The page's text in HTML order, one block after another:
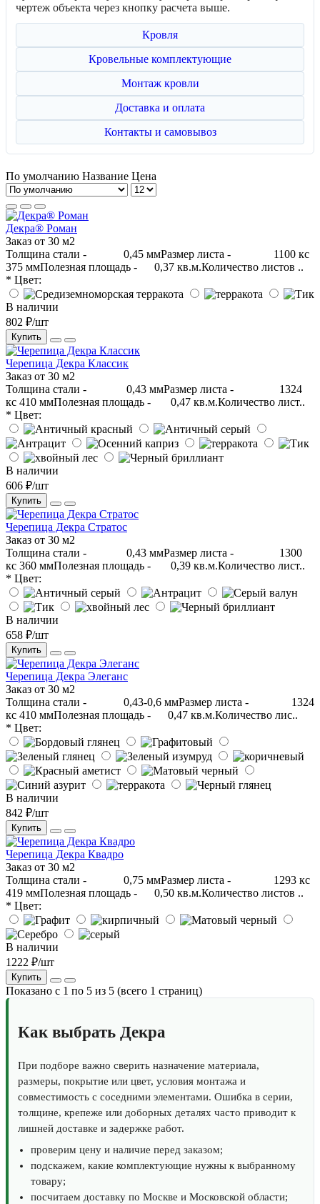
чертеж объекта через кнопку расчета выше.
Кровля
Кровельные комплектующие
Монтаж кровли
Доставка и оплата
Контакты и самовывоз
По умолчанию Название Цена
Декра® Роман
Заказ от 30 м2
Толщина стали - 0,45 ммРазмер листа - 1100 кс
375 ммПолезная площадь - 0,37 кв.м.Количество листов ..
* Цвет:
В наличии
802 ₽/шт
Купить
Черепица Декра Классик
Заказ от 30 м2
Толщина стали - 0,43 ммРазмер листа - 1324
кс 410 ммПолезная площадь - 0,47 кв.м.Количество лист..
* Цвет:
В наличии
606 ₽/шт
Купить
Черепица Декра Стратос
Заказ от 30 м2
Толщина стали - 0,43 ммРазмер листа - 1300
кс 360 ммПолезная площадь - 0,39 кв.м.Количество лист..
* Цвет:
В наличии
658 ₽/шт
Купить
Черепица Декра Элеганс
Заказ от 30 м2
Толщина стали - 0,43-0,6 ммРазмер листа - 1324
кс 410 ммПолезная площадь - 0,47 кв.м.Количество лис..
* Цвет:
В наличии
842 ₽/шт
Купить
Черепица Декра Квадро
Заказ от 30 м2
Толщина стали - 0,75 ммРазмер листа - 1293 кс
419 ммПолезная площадь - 0,50 кв.м.Количество листов ..
* Цвет:
В наличии
1222 ₽/шт
Купить
Показано с 1 по 5 из 5 (всего 1 страниц)
Как выбрать Декра
При подборе важно сверить назначение материала,
размеры, покрытие или цвет, условия монтажа и
совместимость с соседними элементами. Ошибка в серии,
толщине, крепеже или доборных деталях часто приводит к
лишней доставке и задержке работ.
проверим цену и наличие перед заказом;
подскажем, какие комплектующие нужны к выбранному
товару;
посчитаем доставку по Москве и Московской области;